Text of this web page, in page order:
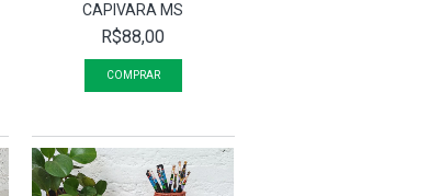
CAPIVARA MS
R$88,00